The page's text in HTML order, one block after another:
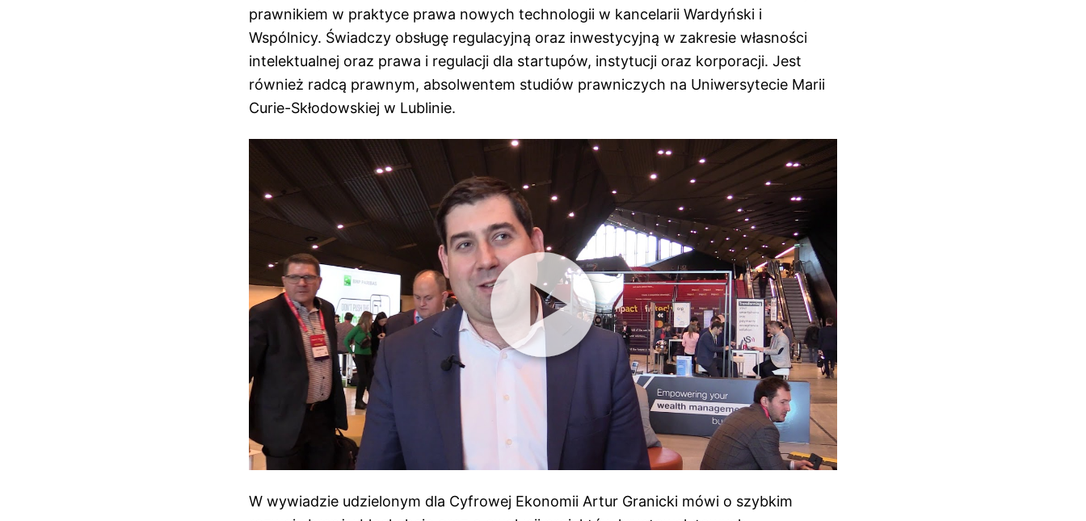
prawnikiem w praktyce prawa nowych technologii w kancelarii Wardyński i
Wspólnicy. Świadczy obsługę regulacyjną oraz inwestycyjną w zakresie własności
intelektualnej oraz prawa i regulacji dla startupów, instytucji oraz korporacji. Jest
również radcą prawnym, absolwentem studiów prawniczych na Uniwersytecie Marii
Curie-Skłodowskiej w Lublinie.
W wywiadzie udzielonym dla Cyfrowej Ekonomii Artur Granicki mówi o szybkim